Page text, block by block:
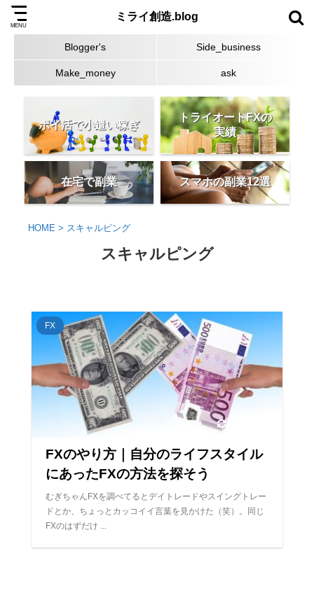
ミライ創造.blog
Blogger's Side_business
Make_money ask
ポイ活で小遣い稼ぎ
トライオートFXの
実績
在宅で副業 スマホの副業12選
HOME > スキャルピング
スキャルピング
FX
FXのやり方｜自分のライフスタイル
にあったFXの方法を探そう
むぎちゃんFXを調べてるとデイトレードやスイングトレー
ドとか、ちょっとカッコイイ言葉を見かけた（笑）。同じ
FXのはずだけ ...